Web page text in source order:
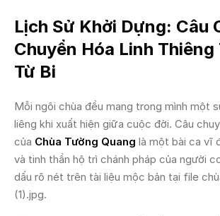
Lịch Sử Khởi Dựng: Câu
Chuyển Hóa Linh Thiêng
Từ Bi
Mỗi ngôi chùa đều mang trong mình một
liêng khi xuất hiện giữa cuộc đời. Câu
của Chùa Tường Quang là một bài ca vĩ
và tinh thần hộ trì chánh pháp của người
dấu rõ nét trên tài liệu mộc bản tại file
(1).jpg.